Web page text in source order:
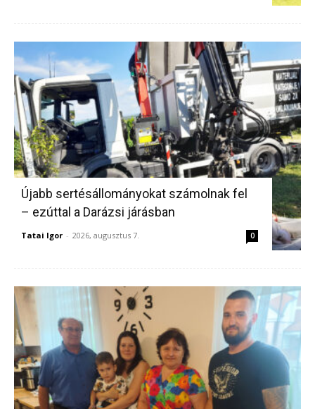
Újabb sertésállományokat számolnak fel
– ezúttal a Darázsi járásban
Tatai Igor - 2026, augusztus 7. 0